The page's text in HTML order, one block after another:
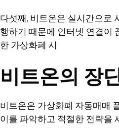
다섯째, 비트온은 실시간으로
행하기 때문에 인터넷 연결이
한 가상화폐 시
비트온의 장
비트온은 가상화폐 자동매매
이를 파악하고 적절한 전략을